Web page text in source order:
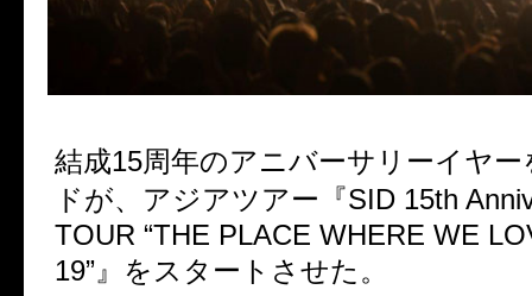
結成15周年のアニバーサリーイヤ
ドが、アジアツアー 『SID 15th
TOUR “THE PLACE WHERE WE
19”』をスタートさせた。